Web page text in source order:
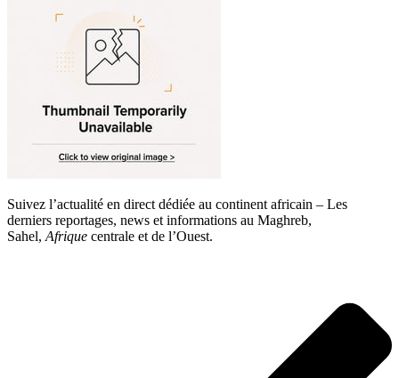
Suivez l’actualité en direct dédiée au continent africain – Les
derniers reportages, news et informations au Maghreb,
Sahel, Afrique centrale et de l’Ouest.